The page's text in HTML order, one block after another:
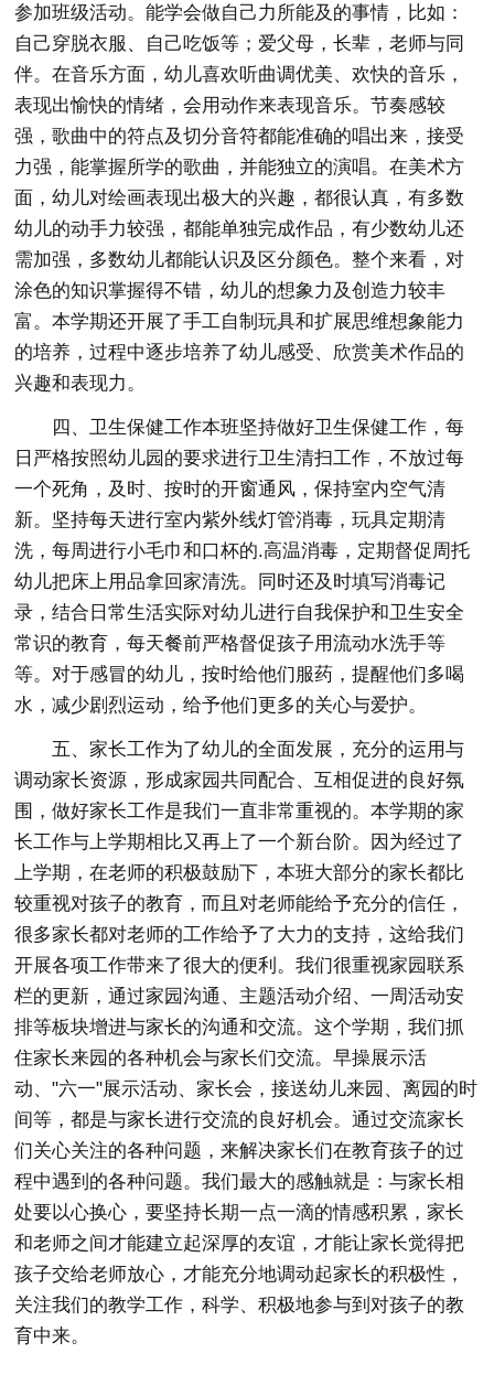
参加班级活动。能学会做自己力所能及的事情，比如：
自己穿脱衣服、自己吃饭等；爱父母，长辈，老师与同
伴。在音乐方面，幼儿喜欢听曲调优美、欢快的音乐，
表现出愉快的情绪，会用动作来表现音乐。节奏感较
强，歌曲中的符点及切分音符都能准确的唱出来，接受
力强，能掌握所学的歌曲，并能独立的演唱。在美术方
面，幼儿对绘画表现出极大的兴趣，都很认真，有多数
幼儿的动手力较强，都能单独完成作品，有少数幼儿还
需加强，多数幼儿都能认识及区分颜色。整个来看，对
涂色的知识掌握得不错，幼儿的想象力及创造力较丰
富。本学期还开展了手工自制玩具和扩展思维想象能力
的培养，过程中逐步培养了幼儿感受、欣赏美术作品的
兴趣和表现力。
四、卫生保健工作本班坚持做好卫生保健工作，每
日严格按照幼儿园的要求进行卫生清扫工作，不放过每
一个死角，及时、按时的开窗通风，保持室内空气清
新。坚持每天进行室内紫外线灯管消毒，玩具定期清
洗，每周进行小毛巾和口杯的.高温消毒，定期督促周托
幼儿把床上用品拿回家清洗。同时还及时填写消毒记
录，结合日常生活实际对幼儿进行自我保护和卫生安全
常识的教育，每天餐前严格督促孩子用流动水洗手等
等。对于感冒的幼儿，按时给他们服药，提醒他们多喝
水，减少剧烈运动，给予他们更多的关心与爱护。
五、家长工作为了幼儿的全面发展，充分的运用与
调动家长资源，形成家园共同配合、互相促进的良好氛
围，做好家长工作是我们一直非常重视的。本学期的家
长工作与上学期相比又再上了一个新台阶。因为经过了
上学期，在老师的积极鼓励下，本班大部分的家长都比
较重视对孩子的教育，而且对老师能给予充分的信任，
很多家长都对老师的工作给予了大力的支持，这给我们
开展各项工作带来了很大的便利。我们很重视家园联系
栏的更新，通过家园沟通、主题活动介绍、一周活动安
排等板块增进与家长的沟通和交流。这个学期，我们抓
住家长来园的各种机会与家长们交流。早操展示活
动、"六一"展示活动、家长会，接送幼儿来园、离园的时
间等，都是与家长进行交流的良好机会。通过交流家长
们关心关注的各种问题，来解决家长们在教育孩子的过
程中遇到的各种问题。我们最大的感触就是：与家长相
处要以心换心，要坚持长期一点一滴的情感积累，家长
和老师之间才能建立起深厚的友谊，才能让家长觉得把
孩子交给老师放心，才能充分地调动起家长的积极性，
关注我们的教学工作，科学、积极地参与到对孩子的教
育中来。